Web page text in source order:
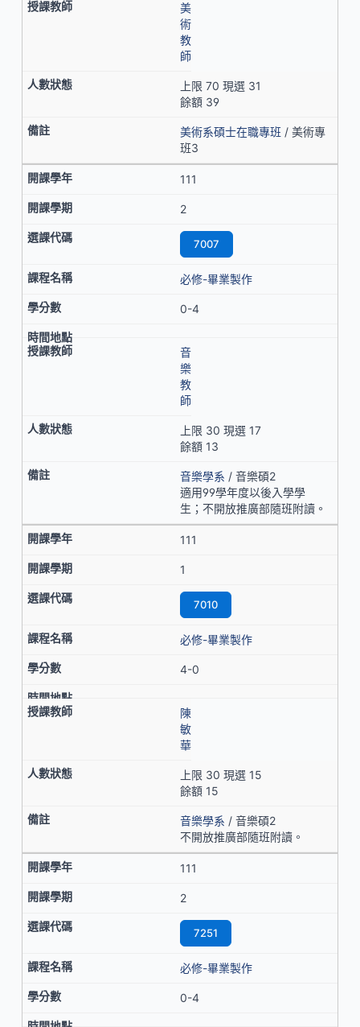
美
術
教
師
上限 70 現選 31
餘額 39
美術系碩士在職專班 / 美術專
班3
111
2
7007
必修-畢業製作
0-4
音
樂
教
師
上限 30 現選 17
餘額 13
音樂學系 / 音樂碩2
適用99學年度以後入學學
生；不開放推廣部隨班附讀。
111
1
7010
必修-畢業製作
4-0
陳
敏
華
上限 30 現選 15
餘額 15
音樂學系 / 音樂碩2
不開放推廣部隨班附讀。
111
2
7251
必修-畢業製作
0-4